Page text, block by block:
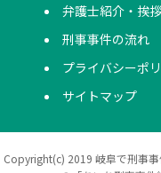
弁護士紹介・挨拶
刑事事件の流れ
プライバシーポ
サイトマップ
Copyright(c) 2019 岐阜で刑事